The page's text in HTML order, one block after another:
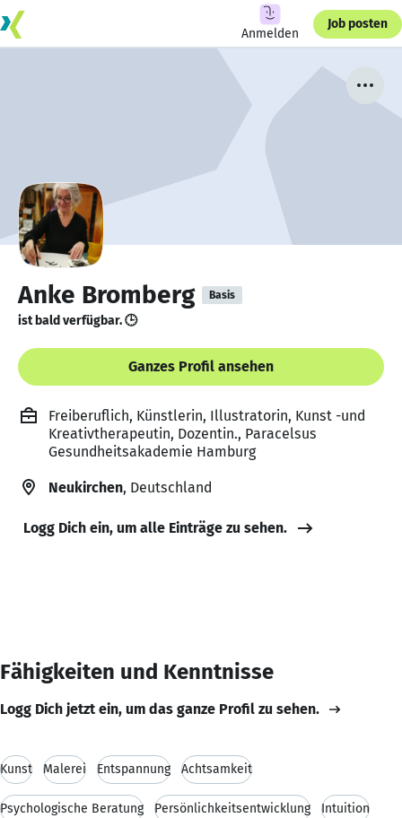
Anmelden
Job posten
Anke Bromberg Basis
ist bald verfügbar. 🕒
Ganzes Profil ansehen
Freiberuflich, Künstlerin, Illustratorin, Kunst -und
Kreativtherapeutin, Dozentin., Paracelsus
Gesundheitsakademie Hamburg
Neukirchen, Deutschland
Logg Dich ein, um alle Einträge zu sehen.
Fähigkeiten und Kenntnisse
Logg Dich jetzt ein, um das ganze Profil zu sehen.
Kunst Malerei Entspannung Achtsamkeit
Psychologische Beratung Persönlichkeitsentwicklung Intuition